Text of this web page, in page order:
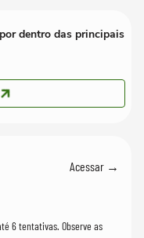
dentro das principais
Acessar →
6 tentativas. Observe as